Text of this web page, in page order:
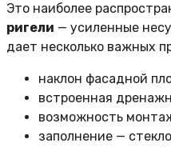
Это наиболее
ригели — усиленные
дает несколько важных
наклон фасадной
встроенная
возможность
заполнение —